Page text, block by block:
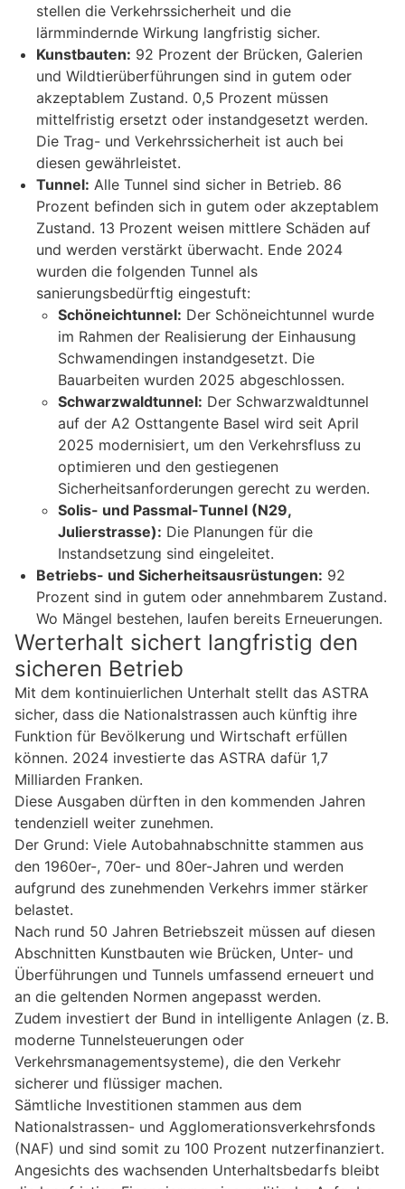
stellen die Verkehrssicherheit und die
lärmmindernde Wirkung langfristig sicher.
Kunstbauten: 92 Prozent der Brücken, Galerien
und Wildtierüberführungen sind in gutem oder
akzeptablem Zustand. 0,5 Prozent müssen
mittelfristig ersetzt oder instandgesetzt werden.
Die Trag- und Verkehrssicherheit ist auch bei
diesen gewährleistet.
Tunnel: Alle Tunnel sind sicher in Betrieb. 86
Prozent befinden sich in gutem oder akzeptablem
Zustand. 13 Prozent weisen mittlere Schäden auf
und werden verstärkt überwacht. Ende 2024
wurden die folgenden Tunnel als
sanierungsbedürftig eingestuft:
Schöneichtunnel: Der Schöneichtunnel wurde
im Rahmen der Realisierung der Einhausung
Schwamendingen instandgesetzt. Die
Bauarbeiten wurden 2025 abgeschlossen.
Schwarzwaldtunnel: Der Schwarzwaldtunnel
auf der A2 Osttangente Basel wird seit April
2025 modernisiert, um den Verkehrsfluss zu
optimieren und den gestiegenen
Sicherheitsanforderungen gerecht zu werden.
Solis- und Passmal-Tunnel (N29,
Julierstrasse): Die Planungen für die
Instandsetzung sind eingeleitet.
Betriebs- und Sicherheitsausrüstungen: 92
Prozent sind in gutem oder annehmbarem Zustand.
Wo Mängel bestehen, laufen bereits Erneuerungen.
Werterhalt sichert langfristig den
sicheren Betrieb
Mit dem kontinuierlichen Unterhalt stellt das ASTRA
sicher, dass die Nationalstrassen auch künftig ihre
Funktion für Bevölkerung und Wirtschaft erfüllen
können. 2024 investierte das ASTRA dafür 1,7
Milliarden Franken.
Diese Ausgaben dürften in den kommenden Jahren
tendenziell weiter zunehmen.
Der Grund: Viele Autobahnabschnitte stammen aus
den 1960er-, 70er- und 80er-Jahren und werden
aufgrund des zunehmenden Verkehrs immer stärker
belastet.
Nach rund 50 Jahren Betriebszeit müssen auf diesen
Abschnitten Kunstbauten wie Brücken, Unter- und
Überführungen und Tunnels umfassend erneuert und
an die geltenden Normen angepasst werden.
Zudem investiert der Bund in intelligente Anlagen (z. B.
moderne Tunnelsteuerungen oder
Verkehrsmanagementsysteme), die den Verkehr
sicherer und flüssiger machen.
Sämtliche Investitionen stammen aus dem
Nationalstrassen- und Agglomerationsverkehrsfonds
(NAF) und sind somit zu 100 Prozent nutzerfinanziert.
Angesichts des wachsenden Unterhaltsbedarfs bleibt